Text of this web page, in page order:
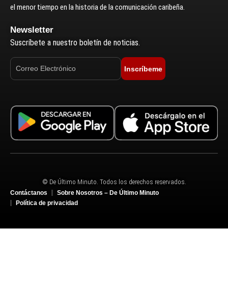
el menor tiempo en la historia de la comunicación caribeña.
Newsletter
Suscríbete a nuestro boletín de noticias.
Inscríbeme
© De Último Minuto. Todos los derechos reservados.
Contáctanos
Sobre Nosotros – De Último Minuto
Política de privacidad